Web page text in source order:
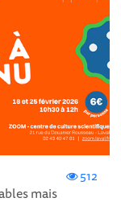
512
mais